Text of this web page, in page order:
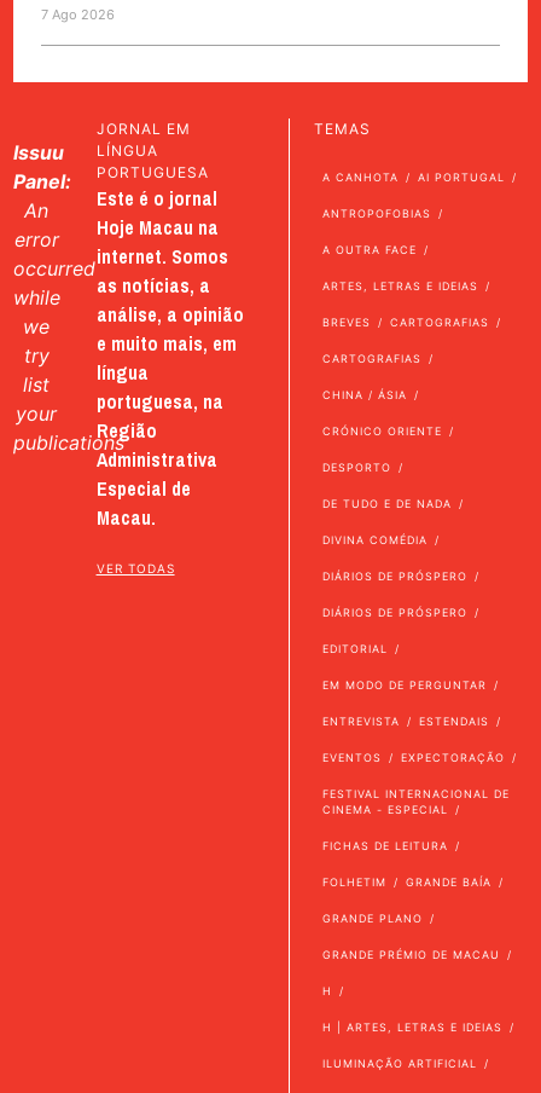
7 Ago 2026
Issuu
Panel:
An
error
occurred
while
we
try
list
your
publications
JORNAL EM
LÍNGUA
PORTUGUESA
Este é o jornal
Hoje Macau na
internet. Somos
as notícias, a
análise, a opinião
e muito mais, em
língua
portuguesa, na
Região
Administrativa
Especial de
Macau.
VER TODAS
TEMAS
A CANHOTA AI PORTUGAL
ANTROPOFOBIAS
A OUTRA FACE
ARTES, LETRAS E IDEIAS
BREVES CARTOGRAFIAS
CARTOGRAFIAS
CHINA / ÁSIA
CRÓNICO ORIENTE
DESPORTO
DE TUDO E DE NADA
DIVINA COMÉDIA
DIÁRIOS DE PRÓSPERO
DIÁRIOS DE PRÓSPERO
EDITORIAL
EM MODO DE PERGUNTAR
ENTREVISTA ESTENDAIS
EVENTOS EXPECTORAÇÃO
FESTIVAL INTERNACIONAL DE
CINEMA - ESPECIAL
FICHAS DE LEITURA
FOLHETIM GRANDE BAÍA
GRANDE PLANO
GRANDE PRÉMIO DE MACAU
H
H | ARTES, LETRAS E IDEIAS
ILUMINAÇÃO ARTIFICIAL